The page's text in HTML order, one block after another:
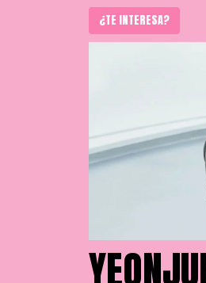
¿TE INTERESA?